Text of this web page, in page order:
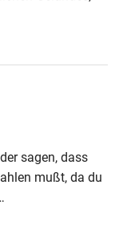
sagen, dass
mußt, da du